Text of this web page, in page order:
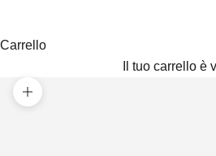
Carrello
Il tuo carrello è
Ingrandisci immagine